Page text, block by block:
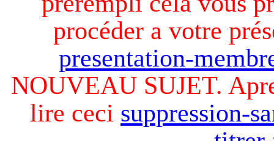
procéder a votre
presentation-
NOUVEAU SUJET.
lire ceci suppression-